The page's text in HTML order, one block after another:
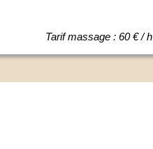
Tarif massage : 60 € / h